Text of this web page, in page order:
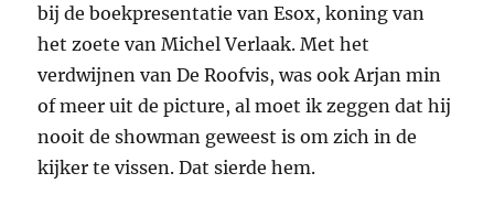
bij de boekpresentatie van Esox, koning van
het zoete van Michel Verlaak. Met het
verdwijnen van De Roofvis, was ook Arjan min
of meer uit de picture, al moet ik zeggen dat hij
nooit de showman geweest is om zich in de
kijker te vissen. Dat sierde hem.